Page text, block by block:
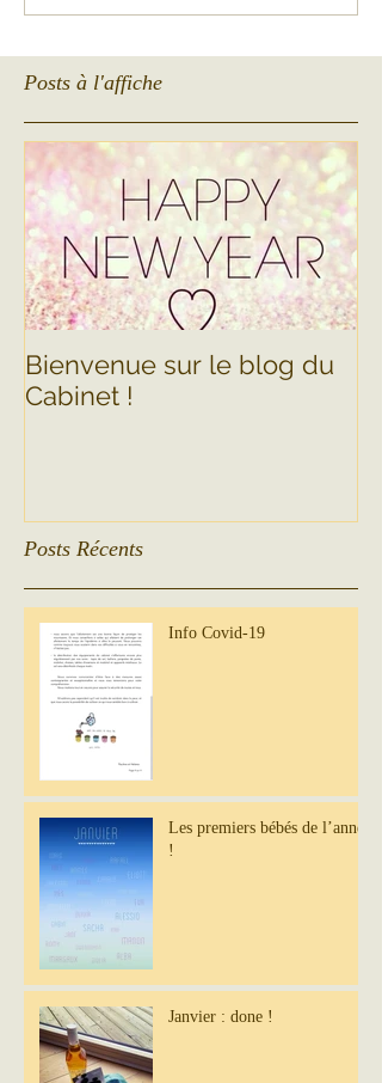
Posts à l'affiche
Bienvenue sur le blog du
Cabinet !
Posts Récents
Info Covid-19
Les premiers bébés de l’année
!
Janvier : done !